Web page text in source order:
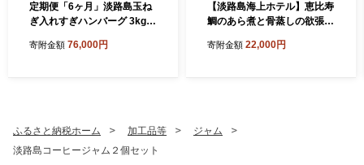
定期便「6ヶ月」淡路島玉ね
ぎ入れすぎハンバーグ 3kg
寄附金額 76,000円
【淡路島海上ホテル】恵比寿
鯛のあら煮と骨蒸しの欲張り
寄附金額 22,000円
ふるさと納税ホーム 加工品等
ジャム
淡路島コーヒージャム２個セット